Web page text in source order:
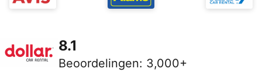
8.1
Beoordelingen: 3,000+